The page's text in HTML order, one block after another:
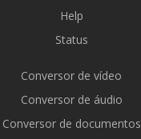
Help
Status
Conversor de vídeo
Conversor de áudio
Conversor de documentos